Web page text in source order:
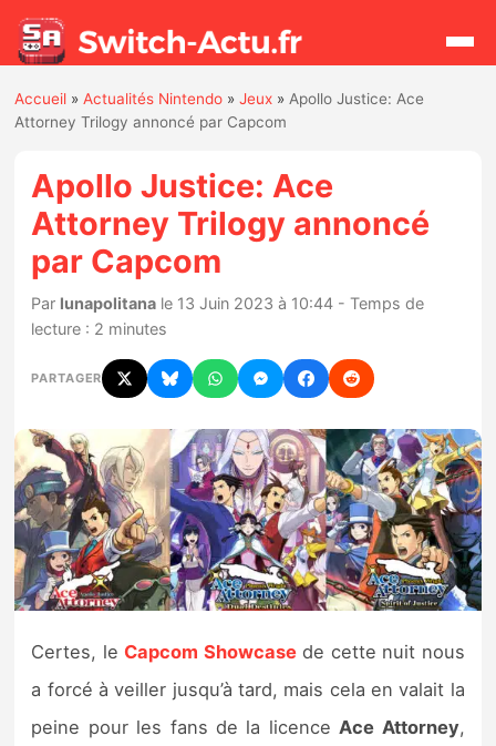
Actualités
Jeux
Hardware
Mises à jour
Chiffres de ventes
Rumeurs
Nintendo Direct
Tests et previews
Tests de jeux
Tests d’accessoires
Accueil »Actualités Nintendo »Jeux »Apollo Justice: Ace
Attorney Trilogy annoncé par Capcom
Apollo Justice: Ace
Attorney Trilogy annoncé
par Capcom
Par lunapolitana le 13 Juin 2023 à 10:44 - Temps de
lecture : 2 minutes
PARTAGER
Certes, le Capcom Showcasede cette nuit nous
a forcé à veiller jusqu’à tard, mais cela en valait la
peine pour les fans de la licence Ace Attorney,